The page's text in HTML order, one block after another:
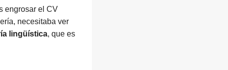
engrosar el CV
necesitaba ver
lingüística, que es